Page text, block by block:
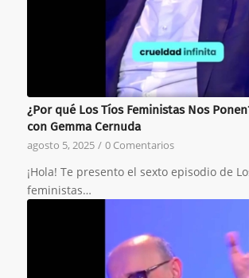
¿Por qué Los Tíos Feministas Nos
con Gemma Cernuda
agosto 5, 2025 / 0 Comentarios
¡Hola! Te presento el sexto episodio de
feministas…